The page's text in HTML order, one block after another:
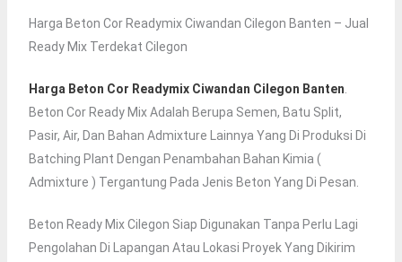
Harga Beton Cor Readymix Ciwandan Cilegon Banten – Jual
Ready Mix Terdekat Cilegon
Harga Beton Cor Readymix Ciwandan Cilegon Banten
Beton Cor Ready Mix Adalah Berupa Semen, Batu Split,
Pasir, Air, Dan Bahan Admixture Lainnya Yang Di Produksi Di
Batching Plant Dengan Penambahan Bahan Kimia (
Admixture ) Tergantung Pada Jenis Beton Yang Di Pesan.
Beton Ready Mix Cilegon Siap Digunakan Tanpa Perlu Lagi
Pengolahan Di Lapangan Atau Lokasi Proyek Yang Dikirim